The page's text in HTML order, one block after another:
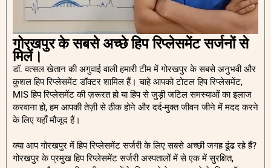
गोरखपुर के सबसे अच्छे हिप रिप्लेसमेंट सर्जनों से
मिलें।
डॉ. वत्सल खेतान की अगुवाई वाली हमारी टीम में गोरखपुर के सबसे अनुभवी और
कुशल हिप रिप्लेसमेंट डॉक्टर शामिल हैं। चाहे आपको टोटल हिप रिप्लेसमेंट,
MIS हिप रिप्लेसमेंट की ज़रूरत हो या हिप से जुड़ी जटिल समस्याओं का इलाज
करवाना हो, हम आपकी तेज़ी से ठीक होने और दर्द-मुक्त जीवन जीने में मदद करने
के लिए यहाँ मौजूद हैं।
क्या आप गोरखपुर में हिप रिप्लेसमेंट सर्जरी के लिए सबसे अच्छी जगह ढूंढ रहे हैं?
गोरखपुर के प्रमुख हिप रिप्लेसमेंट सर्जरी अस्पतालों में से एक में सुरक्षित,